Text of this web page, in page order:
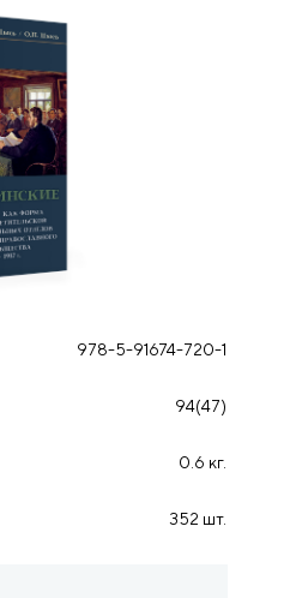
978-5-91674-720-1
94(47)
0.6 кг.
352 шт.